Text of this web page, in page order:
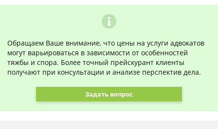
Обращаем Ваше внимание, что цены на услуги адвокатов
могут варьироваться в зависимости от особенностей
тяжбы и спора. Более точный прейскурант клиенты
получают при консультации и анализе перспектив дела.
Задать вопрос